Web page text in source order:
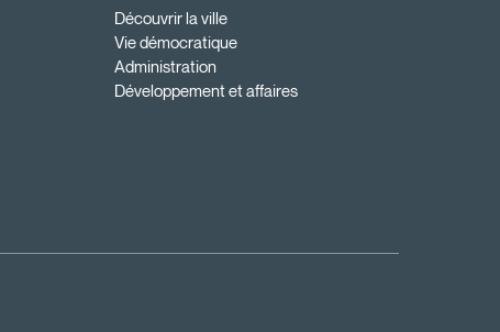
Découvrir la ville
Vie démocratique
Administration
Développement et affaires